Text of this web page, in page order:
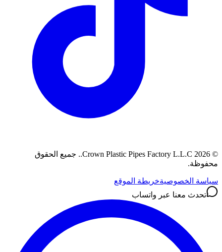
©
2026
Crown Plastic Pipes Factory L.L.C.
. جميع الحقوق
محفوظة.
سياسة الخصوصيةخريطة الموقع
تحدث معنا عبر واتساب